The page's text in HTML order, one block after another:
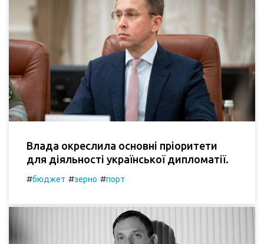
Влада окреслила основні пріоритети
для діяльності української дипломатії.
#бюджет #зерно #порт